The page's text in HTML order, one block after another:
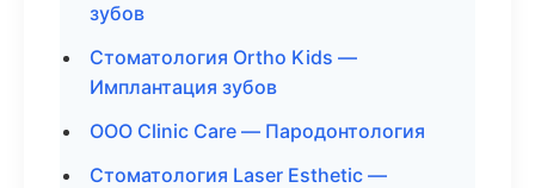
зубов
Стоматология Ortho Kids —
Имплантация зубов
ООО Clinic Care — Пародонтология
Стоматология Laser Esthetic —